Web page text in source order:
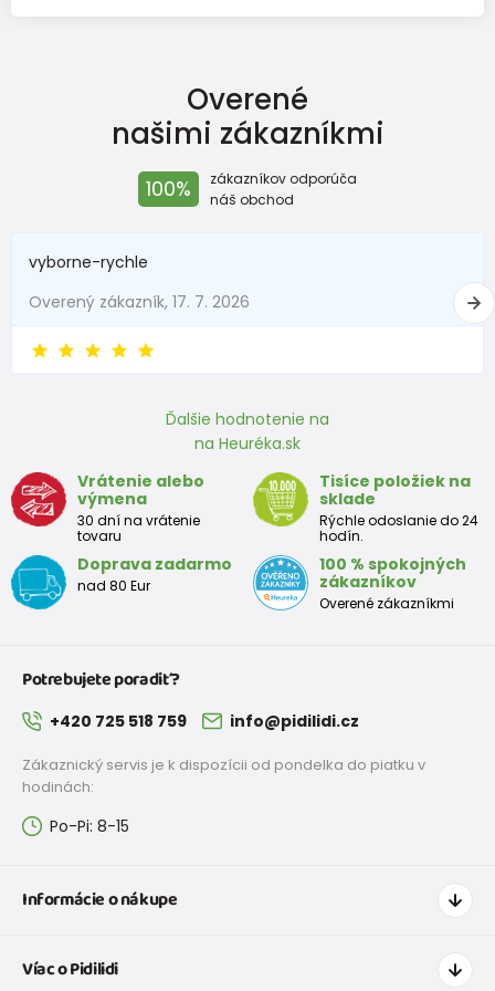
kristina.petrasova2012
100%
Odporúčam
Veľmi kvalitné spracovanie, mäkké v páse príjemné, isto
Spokojná s tovarom
Overené
našimi zákazníkmi
100%
zákazníkov odporúča
náš obchod
vyborne-rychle
Overený zákazník, 17. 7. 2026
Ďalšie hodnotenie na
na Heuréka.sk
Vrátenie alebo
výmena
30 dní na vrátenie
tovaru
Tisíce položiek na
sklade
Rýchle odoslanie do 24
hodín.
Doprava zadarmo
nad 80 Eur
100 % spokojných
zákazníkov
Overené zákazníkmi
Potrebujete poradiť?
+420 725 518 759 info@pidilidi.cz
Zákaznický servis je k dispozícii od pondelka do piatku v
hodinách:
Po-Pi: 8-15
Informácie o nákupe
Doprava a platba
Víac o Pidilidi